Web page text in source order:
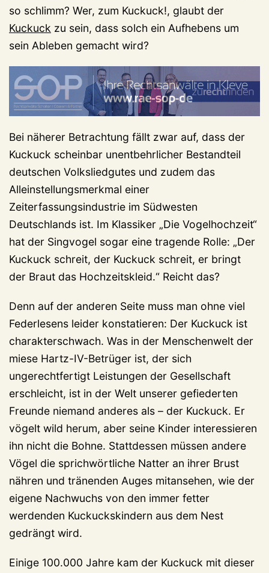
so schlimm? Wer, zum Kuckuck!, glaubt der
Kuckuck zu sein, dass solch ein Aufhebens um
sein Ableben gemacht wird?
Bei näherer Betrachtung fällt zwar auf, dass der
Kuckuck scheinbar unentbehrlicher Bestandteil
deutschen Volksliedgutes und zudem das
Alleinstellungsmerkmal einer
Zeiterfassungsindustrie im Südwesten
Deutschlands ist. Im Klassiker „Die Vogelhochzeit“
hat der Singvogel sogar eine tragende Rolle: „Der
Kuckuck schreit, der Kuckuck schreit, er bringt
der Braut das Hochzeitskleid.“ Reicht das?
Denn auf der anderen Seite muss man ohne viel
Federlesens leider konstatieren: Der Kuckuck ist
charakterschwach. Was in der Menschenwelt der
miese Hartz-IV-Betrüger ist, der sich
ungerechtfertigt Leistungen der Gesellschaft
erschleicht, ist in der Welt unserer gefiederten
Freunde niemand anderes als – der Kuckuck. Er
vögelt wild herum, aber seine Kinder interessieren
ihn nicht die Bohne. Stattdessen müssen andere
Vögel die sprichwörtliche Natter an ihrer Brust
nähren und tränenden Auges mitansehen, wie der
eigene Nachwuchs von den immer fetter
werdenden Kuckuckskindern aus dem Nest
gedrängt wird.
Einige 100.000 Jahre kam der Kuckuck mit dieser